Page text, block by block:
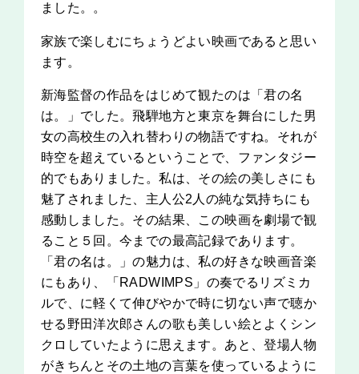
ました。。
家族で楽しむにちょうどよい映画であると思い
ます。
新海監督の作品をはじめて観たのは「君の名
は。」でした。飛騨地方と東京を舞台にした男
女の高校生の入れ替わりの物語ですね。それが
時空を超えているということで、ファンタジー
的でもありました。私は、その絵の美しさにも
魅了されました、主人公2人の純な気持ちにも
感動しました。その結果、この映画を劇場で観
ること５回。今までの最高記録であります。
「君の名は。」の魅力は、私の好きな映画音楽
にもあり、「RADWIMPS」の奏でるリズミカ
ルで、に軽くて伸びやかで時に切ない声で聴か
せる野田洋次郎さんの歌も美しい絵とよくシン
クロしていたように思えます。あと、登場人物
がきちんとその土地の言葉を使っているように